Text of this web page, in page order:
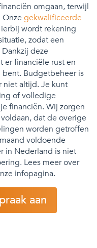
omgaan, terwijl
gekwalificeerde
wordt rekening
zodat een
deze
er financiële rust en
bent. Budgetbeheer is
niet altijd. Je kunt
of volledige
financiën. Wij zorgen
dat de overige
worden getroffen
voldoende
in Nederland is niet
Lees meer over
infopagina.
aan